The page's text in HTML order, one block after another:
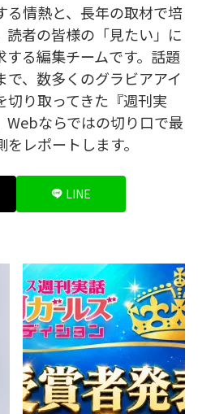
る情熱と、長年の取材で培
読者の皆様の「見たい」に
る編集チームです。話題
、数多くのグラビアアイ
切り取ってきた『週刊実
Webならではの切り口で最
レポートします。
LINE